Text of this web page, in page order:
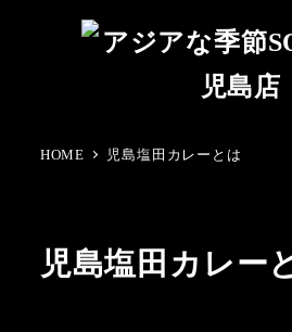
HOME 児島塩田カレーとは
児島塩田カレー